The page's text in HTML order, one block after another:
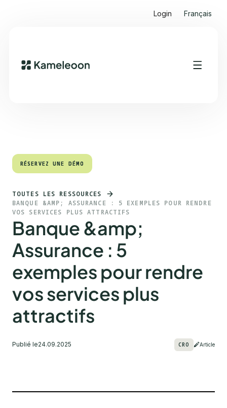
Login Français
Sommaire
RÉSERVEZ UNE DÉMO
RÉSERVEZ UNE DÉMO
TOUTES LES RESSOURCES
BANQUE &AMP; ASSURANCE : 5 EXEMPLES POUR RENDRE
VOS SERVICES PLUS ATTRACTIFS
Banque &amp;
Assurance : 5
exemples pour rendre
vos services plus
attractifs
Publié le24.09.2025 CRO Article